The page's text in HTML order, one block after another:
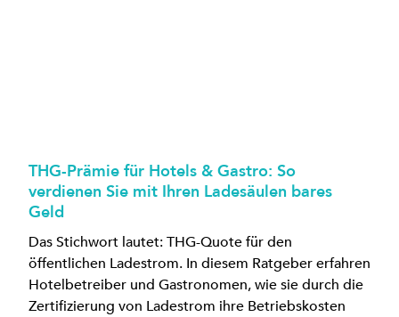
THG-Prämie für Hotels & Gastro: So
verdienen Sie mit Ihren Ladesäulen bares
Geld
Das Stichwort lautet: THG-Quote für den
öffentlichen Ladestrom. In diesem Ratgeber erfahren
Hotelbetreiber und Gastronomen, wie sie durch die
Zertifizierung von Ladestrom ihre Betriebskosten